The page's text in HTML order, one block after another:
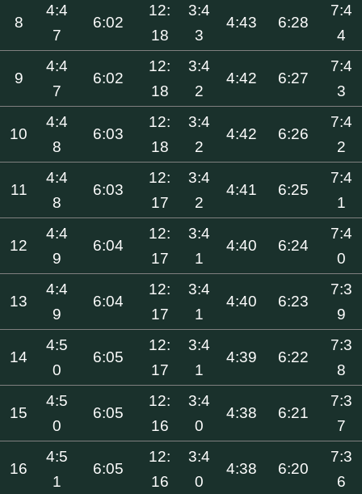
8
4:4
7
6:02
12:
18
3:4
3
4:43 6:28
7:4
4
9
4:4
7
6:02
12:
18
3:4
2
4:42 6:27
7:4
3
10
4:4
8
6:03
12:
18
3:4
2
4:42 6:26
7:4
2
11
4:4
8
6:03
12:
17
3:4
2
4:41 6:25
7:4
1
12
4:4
9
6:04
12:
17
3:4
1
4:40 6:24
7:4
0
13
4:4
9
6:04
12:
17
3:4
1
4:40 6:23
7:3
9
14
4:5
0
6:05
12:
17
3:4
1
4:39 6:22
7:3
8
15
4:5
0
6:05
12:
16
3:4
0
4:38 6:21
7:3
7
16
4:5
1
6:05
12:
16
3:4
0
4:38 6:20
7:3
6